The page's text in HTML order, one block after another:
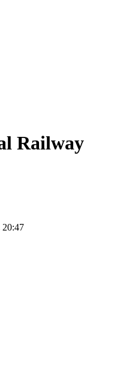
Railway
20:47